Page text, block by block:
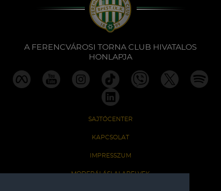
A FERENCVÁROSI TORNA CLUB HIVATALOS
HONLAPJA
SAJTÓCENTER
KAPCSOLAT
IMPRESSZUM
MODERÁLÁSI ALAPELVEK